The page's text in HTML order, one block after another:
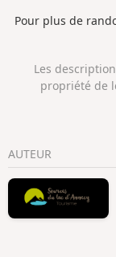
connait une très
période estivale
exceptionnelles
du commun
Lac d'Annecy. La
végétation saura
rayons du soleil.
Pour plus de
Les
propriété de
AUTEUR